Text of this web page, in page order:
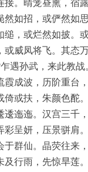
接。晴笼昼熏，宿
然如招，或俨然如
缒，或烂然如披。
或威凤将飞。其态
遇孙武，来此教
霞成波，历阶重台
倚或扶，朱颜色酡
逶迤迤。汉宫三千
彩呈妍，压景骈肩
于群仙。晶荧往来
及行雨，先惊旱莲